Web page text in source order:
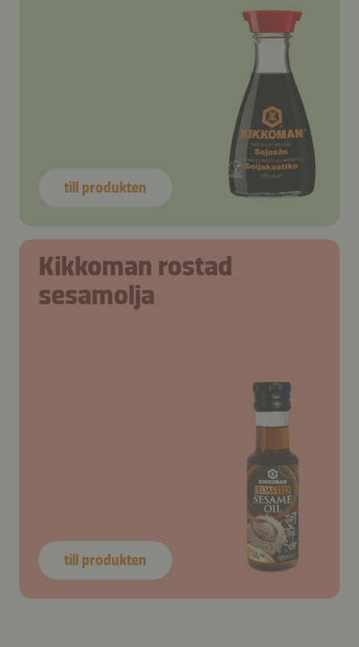
till produkten
Kikkoman rostad
sesamolja
till produkten